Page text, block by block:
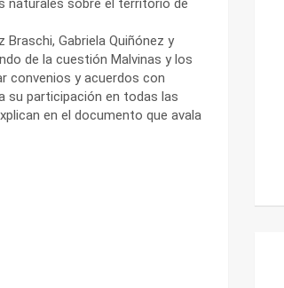
naturales sobre el territorio de
Gabriela Quiñónez y
de la cuestión Malvinas y los
convenios y acuerdos con
su participación en todas las
en el documento que avala